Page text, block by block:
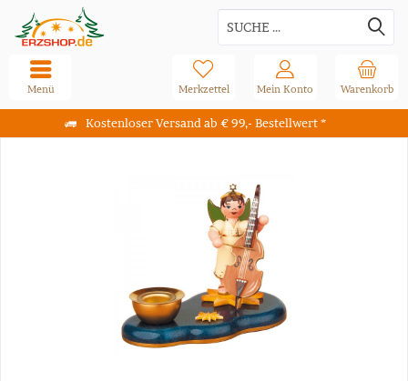
Kostenloser Versand ab € 99,- Bestellwert *
Warenkorb
Merkzettel Mein Konto
Menü